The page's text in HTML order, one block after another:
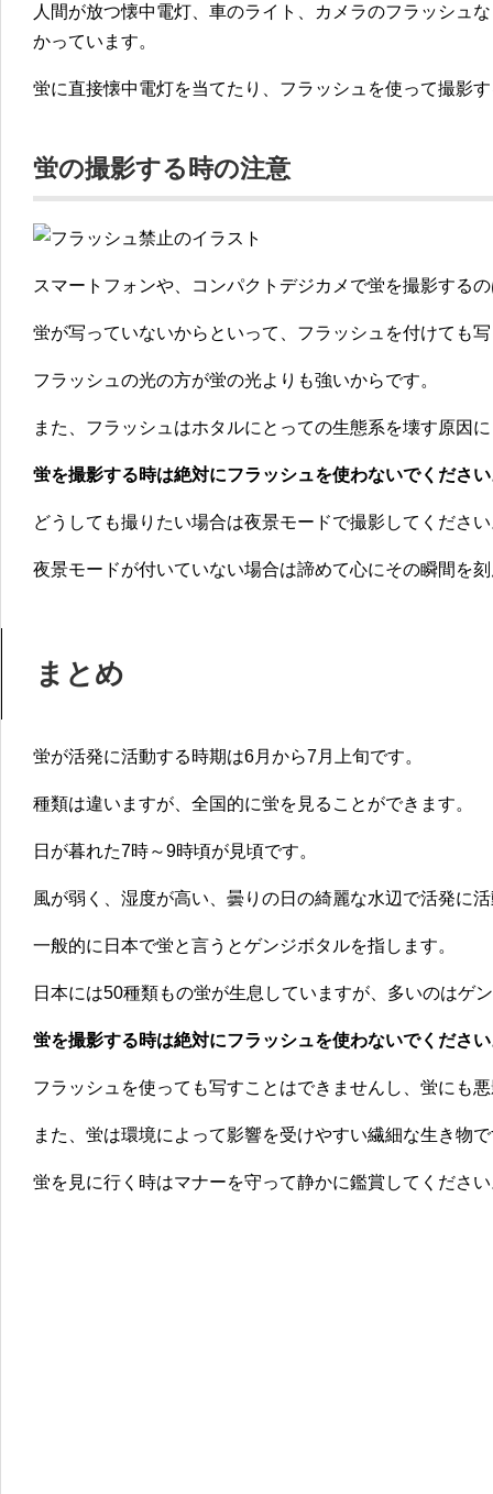
人間が放つ懐中電灯、車のライト、カメラのフラッシュ
かっています。
蛍に直接懐中電灯を当てたり、フラッシュを使って撮影
蛍の撮影する時の注意
スマートフォンや、コンパクトデジカメで蛍を撮影する
蛍が写っていないからといって、フラッシュを付けても
フラッシュの光の方が蛍の光よりも強いからです。
また、フラッシュはホタルにとっての生態系を壊す原因
蛍を撮影する時は絶対にフラッシュを使わないでくださ
どうしても撮りたい場合は夜景モードで撮影してくださ
夜景モードが付いていない場合は諦めて心にその瞬間を
まとめ
蛍が活発に活動する時期は6月から7月上旬です。
種類は違いますが、全国的に蛍を見ることができます。
日が暮れた7時～9時頃が見頃です。
風が弱く、湿度が高い、曇りの日の綺麗な水辺で活発に
一般的に日本で蛍と言うとゲンジボタルを指します。
日本には50種類もの蛍が生息していますが、多いのはゲ
蛍を撮影する時は絶対にフラッシュを使わないでくださ
フラッシュを使っても写すことはできませんし、蛍にも
また、蛍は環境によって影響を受けやすい繊細な生き物
蛍を見に行く時はマナーを守って静かに鑑賞してくださ